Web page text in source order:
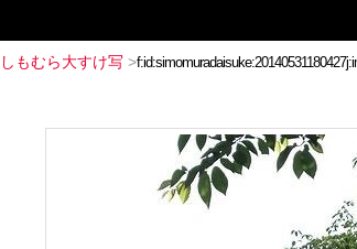
しもむら大すけ写 >